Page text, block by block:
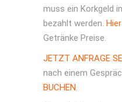
muss ein Korkgeld
bezahlt werden.
Getränke Preise.
JETZT ANFRAGE
nach einem
BUCHEN.